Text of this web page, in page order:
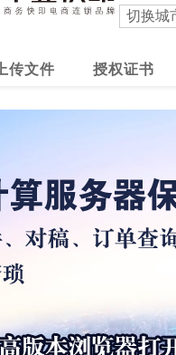
切换城
上传文件 授权证书